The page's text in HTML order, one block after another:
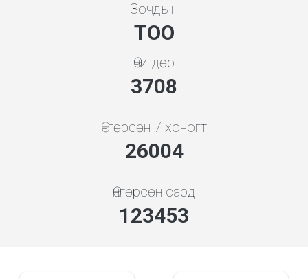
Зочдын
ТОО
Өчигдөр
4136
Өнгөрсөн 7 хоногт
29005
Өнгөрсөн сард
137698